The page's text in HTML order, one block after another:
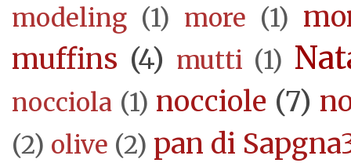
modeling (1) more (1)
muffins (4) mutti (1)
nocciola (1) nocciole (7)
(2) olive (2) pan di